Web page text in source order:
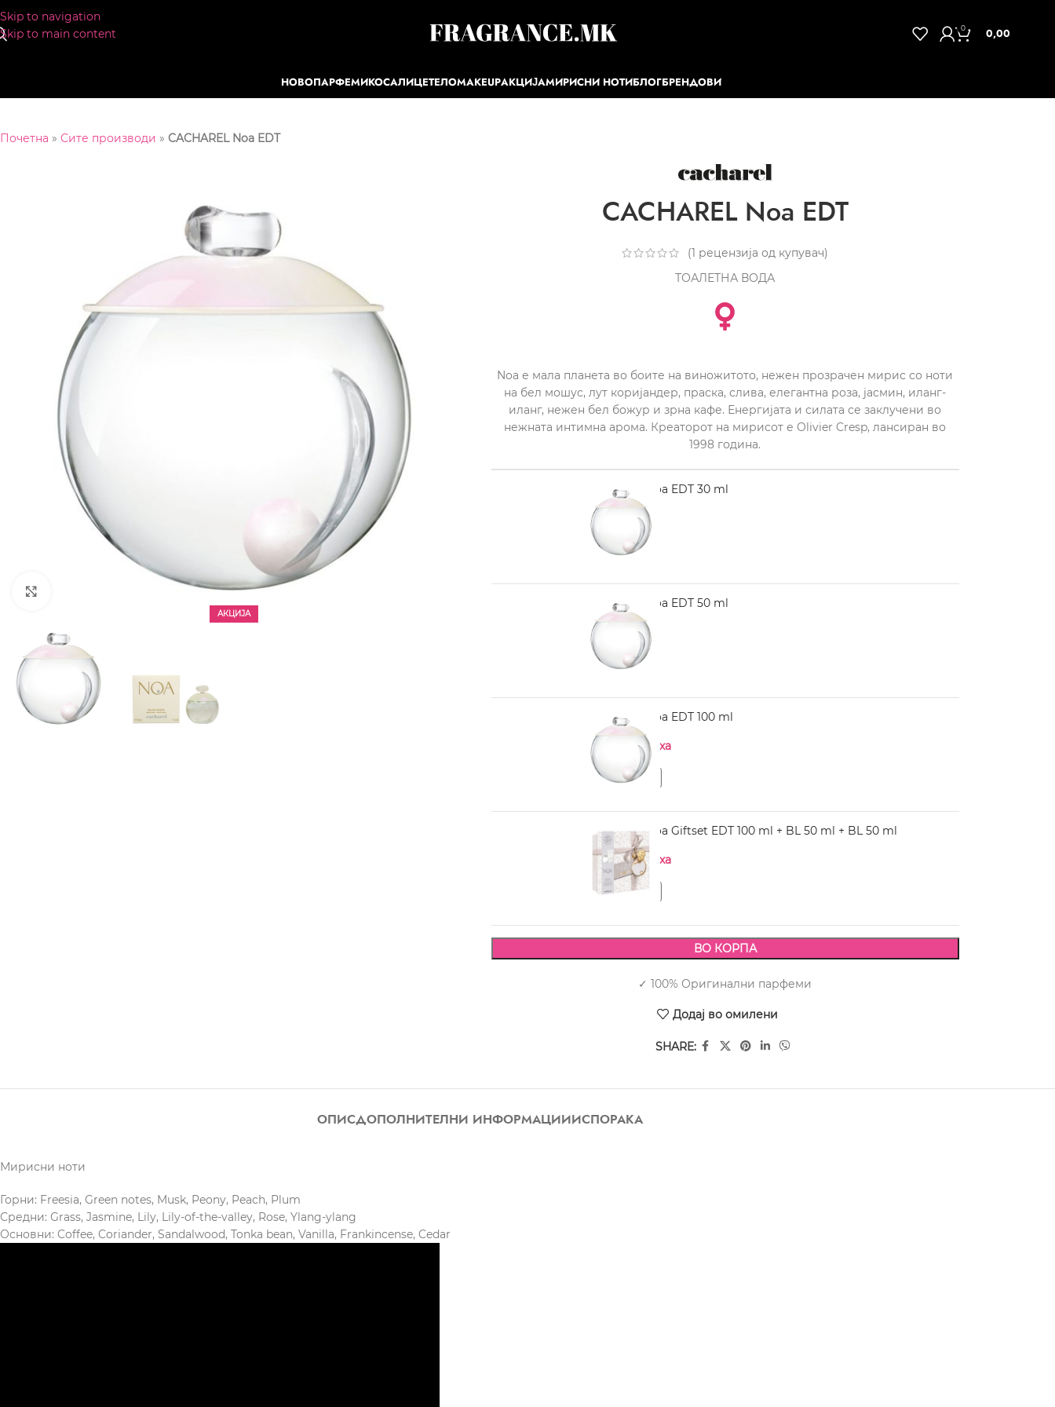
Skip to navigation
Skip to main content
0 0,00
НОВОПАРФЕМИКОСАЛИЦЕТЕЛОMAKEUPАКЦИЈАМИРИСНИ НОТИБЛОГБРЕНДОВИ
Почетна » Сите производи » CACHAREL Noa EDT
АКЦИЈА
CACHAREL Noa EDT
(1 рецензија од купувач)
ТОАЛЕТНА ВОДА
Noa е мала планета во боите на виножитото, нежен прозрачен мирис со ноти
на бел мошус, лут коријандер, праска, слива, елегантна роза, јасмин, иланг-
иланг, нежен бел божур и зрна кафе. Енергијата и силата се заклучени во
нежната интимна арома. Креаторот на мирисот е Olivier Cresp, лансиран во
1998 година.
CACHAREL Noa EDT 30 ml
1.690,00
CACHAREL Noa EDT 50 ml
2.280,00
CACHAREL Noa EDT 100 ml
Нема на залиха
CACHAREL Noa Giftset EDT 100 ml + BL 50 ml + BL 50 ml
Нема на залиха
ВО КОРПА
✓ 100% Оригинални парфеми
Додај во омилени
SHARE:
ОПИСДОПОЛНИТЕЛНИ ИНФОРМАЦИИИСПОРАКА
Мирисни ноти
Горни: Freesia, Green notes, Musk, Peony, Peach, Plum
Средни: Grass, Jasmine, Lily, Lily-of-the-valley, Rose, Ylang-ylang
Основни: Coffee, Coriander, Sandalwood, Tonka bean, Vanilla, Frankincense, Cedar